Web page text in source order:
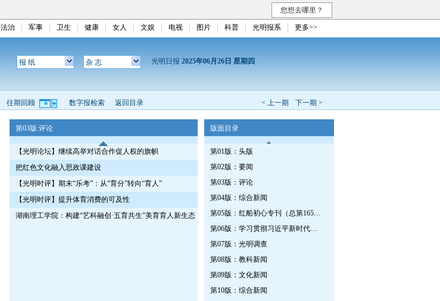
您想去哪里？
法治 军事 卫生 健康 女人 文娱 电视 图片 科普 光明报系 更多>>
报 纸 杂 志 光明日报 2025年06月26日 星期四
< 上一期 下一期 >
往期回顾 数字报检索 返回目录
第03版:评论
【光明论坛】继续高举对话合作促人权的旗帜
把红色文化融入思政课建设
【光明时评】期末“乐考”：从“育分”转向“育人”
【光明时评】提升体育消费的可及性
湖南理工学院：构建“艺科融创·五育共生”美育育人新生态
版面目录
第01版：头版
第02版：要闻
第03版：评论
第04版：综合新闻
第05版：红船初心专刊（总第1652期）
第06版：学习贯彻习近平新时代中国特色社会主义思想专刊
第07版：光明调查
第08版：教科新闻
第09版：文化新闻
第10版：综合新闻